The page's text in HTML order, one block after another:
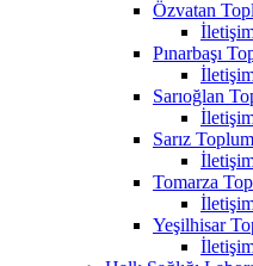
Özvatan
Pınarbaşı
Sarıoğlan
Sarız
Tomarza
Yeşilhisar